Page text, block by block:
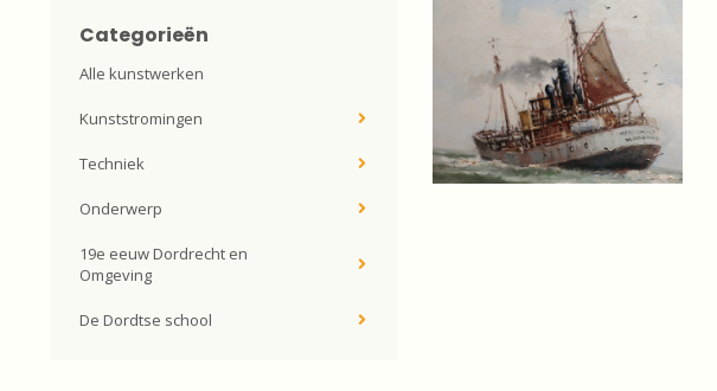
Categorieën
Alle kunstwerken
Kunststromingen
Techniek
Onderwerp
19e eeuw Dordrecht en
Omgeving
De Dordtse school